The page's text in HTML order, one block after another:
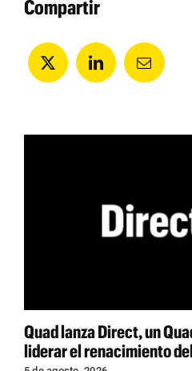
Compartir
Quad lanza Direct, un
liderar el renacimiento